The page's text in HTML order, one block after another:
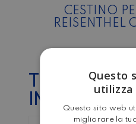
CESTINO
REISENTHEL
TI POTREBBE
Questo
utilizza
Questo sito web
migliorare la